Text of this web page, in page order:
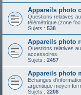
Appareils photo
Questions relatives
télémétrique (zone
Sujets : 538
Appareils photo
Questions relatives
accessoires.
Sujets : 2457
Appareils photo
Echanges
argentique moyen
Sujets : 2208